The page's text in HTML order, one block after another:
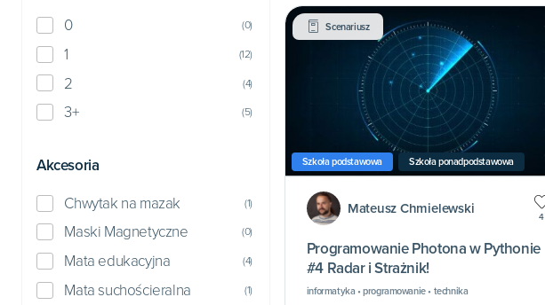
0 (0)
1 (12)
2 (4)
3+ (5)
Akcesoria
Chwytak na mazak (1)
Maski Magnetyczne (0)
Mata edukacyjna (4)
Mata suchościeralna (1)
Scenariusz
Szkoła podstawowa Szkoła ponadpodstawowa
Mateusz Chmielewski
4
Programowanie Photona w Pythonie
#4 Radar i Strażnik!
informatyka • programowanie • technika